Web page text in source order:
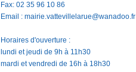
Fax: 02 35 96 10 86
Email : mairie.vattevillelarue@wanadoo.fr
Horaires d'ouverture :
lundi et jeudi de 9h à 11h30
mardi et vendredi de 16h à 18h30